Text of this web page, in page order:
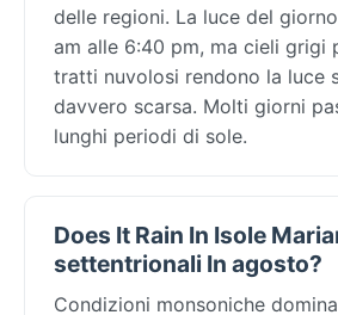
delle regioni. La luce del
am alle 6:40 pm, ma cieli grigi
tratti nuvolosi rendono la luce
davvero scarsa. Molti giorni
lunghi periodi di sole.
Does It Rain In Isole
settentrionali In agosto?
Condizioni monsoniche